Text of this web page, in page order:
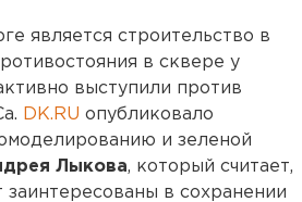
является строительство в
в сквере у
выступили против
DK.RU опубликовало
и зеленой
Лыкова, который считает,
в сохранении